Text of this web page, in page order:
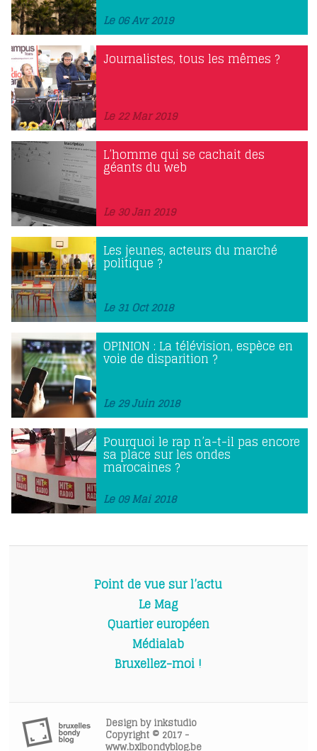
Le 06 Avr 2019
Journalistes, tous les mêmes ?
Le 22 Mar 2019
L’homme qui se cachait des
géants du web
Le 30 Jan 2019
Les jeunes, acteurs du marché
politique ?
Le 31 Oct 2018
OPINION : La télévision, espèce en
voie de disparition ?
Le 29 Juin 2018
Pourquoi le rap n’a-t-il pas encore
sa place sur les ondes
marocaines ?
Le 09 Mai 2018
Point de vue sur l’actu
Le Mag
Quartier européen
Médialab
Bruxellez-moi !
Design byinkstudio
Copyright © 2017 -
www.bxlbondyblog.be